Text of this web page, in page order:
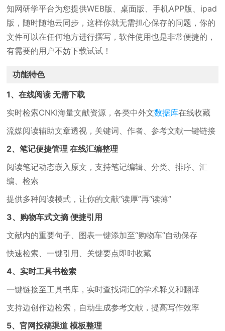
知网研学平台为您提供WEB版、桌面版、手机APP版、ipad
版，随时随地云同步，这样你就无需担心保存的问题，你的
文件可以在任何地方进行撰写，软件使用也是非常便捷的，
有需要的用户不妨下载试试！
功能特色
1、在线阅读 无需下载
实时检索CNKI海量文献资源，各类中外文数据库在线收藏
流媒阅读辅助文章透视，关键词、作者、参考文献一键链接
2、笔记便捷管理 在线汇编整理
阅读笔记动态嵌入原文，支持笔记编辑、分类、排序、汇
编、检索
提供多种阅读模式，让你的文献“读厚”再“读薄”
3、购物车式文摘 便捷引用
文献内的重要句子、图表一键添加至“购物车”自动保存
快速检索、一键引用、关键要点即时收藏
4、实时工具书检索
一键链接至工具书库，实时查找词汇的学术释义和翻译
支持边创作边检索，自动生成参考文献，提高写作效率
5、官网投稿渠道 模板整理